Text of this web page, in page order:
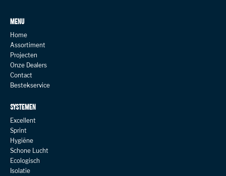
MENU
Home
Assortiment
Projecten
Onze Dealers
Contact
Bestekservice
SYSTEMEN
Excellent
Sprint
Hygiëne
Schone Lucht
Ecologisch
Isolatie